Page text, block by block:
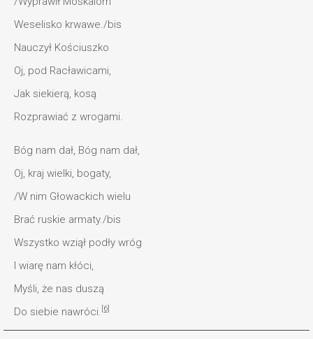
Weselisko krwawe./bis
Nauczył Kościuszko
Oj, pod Racławicami,
Jak siekierą, kosą
Rozprawiać z wrogami.
Bóg nam dał, Bóg nam dał,
Oj, kraj wielki, bogaty,
/W nim Głowackich wielu
Brać ruskie armaty./bis
Wszystko wziął podły wróg
I wiarę nam kłóci,
Myśli, że nas duszą
Do siebie nawróci. [6]